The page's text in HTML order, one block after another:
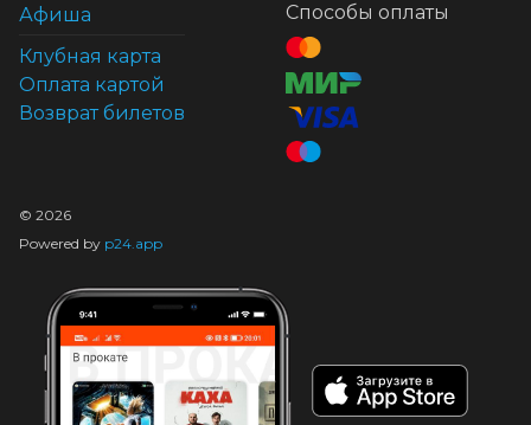
Афиша
Клубная карта
Оплата картой
Возврат билетов
Способы оплаты
© 2026
Powered by p24.app